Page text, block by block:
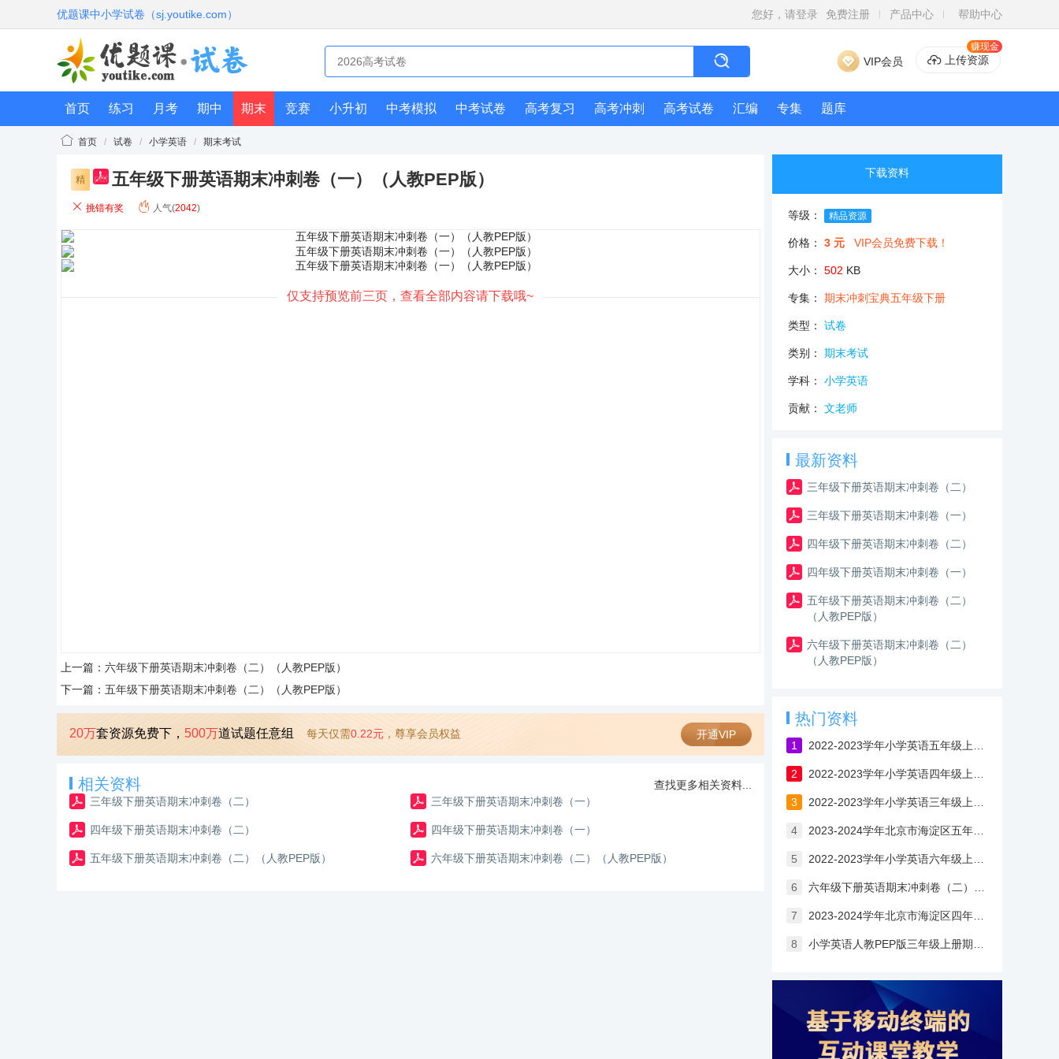
优题课中小学试卷（sj.youtike.com） 您好，请登录 免费注册 产品中心 帮助中心
VIP会员 上传资源
赚现金
首页 练习 月考 期中 期末 竞赛 小升初 中考模拟 中考试卷 高考复习 高考冲刺 高考试卷 汇编 专集 题库
首页 / 试卷 / 小学英语 / 期末考试
精 pdf 五年级下册英语期末冲刺卷（一）（人教PEP版）
挑错有奖 人气(2042)
仅支持预览前三页，查看全部内容请下载哦~
上一篇： 六年级下册英语期末冲刺卷（二）（人教PEP版）
下一篇： 五年级下册英语期末冲刺卷（二）（人教PEP版）
20万套资源免费下， 500万道试题任意组 每天仅需0.22元 ，尊享会员权益 开通VIP
相关资料
查找更多相关资料...
三年级下册英语期末冲刺卷（二）
三年级下册英语期末冲刺卷（一）
四年级下册英语期末冲刺卷（二） 四年级下册英语期末冲刺卷（一）
五年级下册英语期末冲刺卷（二）（人教PEP版） 六年级下册英语期末冲刺卷（二）（人教PEP版）
下载资料
等级： 精品资源
价格： 3 元 VIP会员免费下载！
大小： 502 KB
专集： 期末冲刺宝典五年级下册
类型： 试卷
类别： 期末考试
学科： 小学英语
贡献： 文老师
最新资料
三年级下册英语期末冲刺卷（二）
三年级下册英语期末冲刺卷（一）
四年级下册英语期末冲刺卷（二）
四年级下册英语期末冲刺卷（一）
五年级下册英语期末冲刺卷（二）
（人教PEP版）
六年级下册英语期末冲刺卷（二）
（人教PEP版）
热门资料
1
2
3
4 2023-2024学年北京市海淀区五年级上学期期末考试英语试卷
5
6
7 2023-2024学年北京市海淀区四年级上学期期末考试英语试卷
8